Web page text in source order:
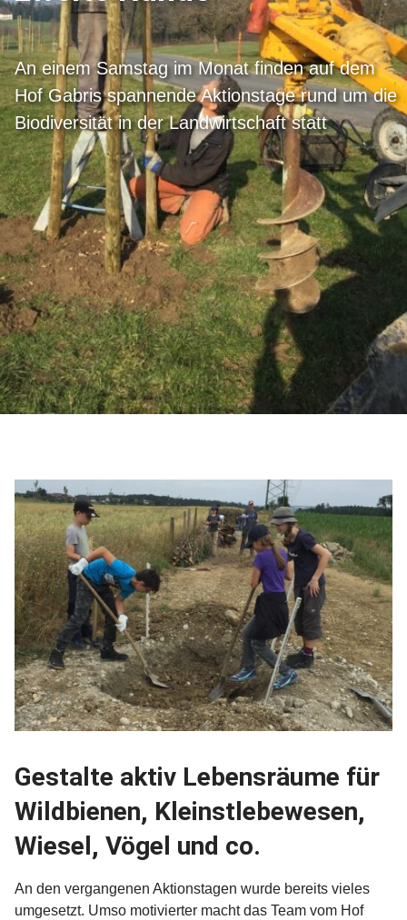
An einem Samstag im Monat finden auf dem
Hof Gabris spannende Aktionstage rund um die
Biodiversität in der Landwirtschaft statt
Gestalte aktiv Lebensräume für
Wildbienen, Kleinstlebewesen,
Wiesel, Vögel und co.
An den vergangenen Aktionstagen wurde bereits vieles
umgesetzt. Umso motivierter macht das Team vom Hof